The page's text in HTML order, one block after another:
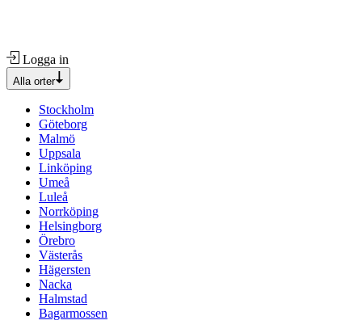
Logga in
Alla orter
Stockholm
Göteborg
Malmö
Uppsala
Linköping
Umeå
Luleå
Norrköping
Helsingborg
Örebro
Västerås
Hägersten
Nacka
Halmstad
Bagarmossen